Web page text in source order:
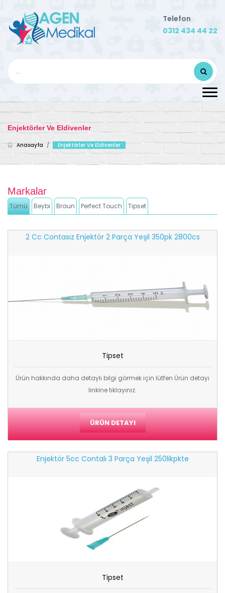
Telefon
0312 434 44 22
Enjektörler Ve Eldivenler
Anasayfa / Enjektörler Ve Eldivenler
Markalar
Tümü Beybi Braun Perfect Touch Tipset
2 Cc Contasız Enjektör 2 Parça Yeşil 350pk 2800cs
Tipset
Ürün hakkında daha detaylı bilgi görmek için lütfen Ürün detayı
linkine tıklayınız.
ÜRÜN DETAYI
Enjektör 5cc Contalı 3 Parça Yeşil 250likpkte
Tipset